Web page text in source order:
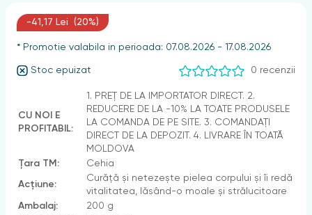
-41,17 Lei (20%)
* Promotie valabila in perioada: 07.08.2026 - 17.08.2026
Stoc epuizat 0 recenzii
CU NOI E
PROFITABIL:
1. PREȚ DE LA IMPORTATOR DIRECT. 2.
REDUCERE DE LA -10% LA TOATE PRODUSELE
LA COMANDA DE PE SITE. 3. COMANDAȚI
DIRECT DE LA DEPOZIT. 4. LIVRARE ÎN TOATĂ
MOLDOVA
Țara TM:
Cehia
Acțiune:
Curăță și netezește pielea corpului și îi redă
vitalitatea, lăsând-o moale și strălucitoare
Ambalaj:
200 g